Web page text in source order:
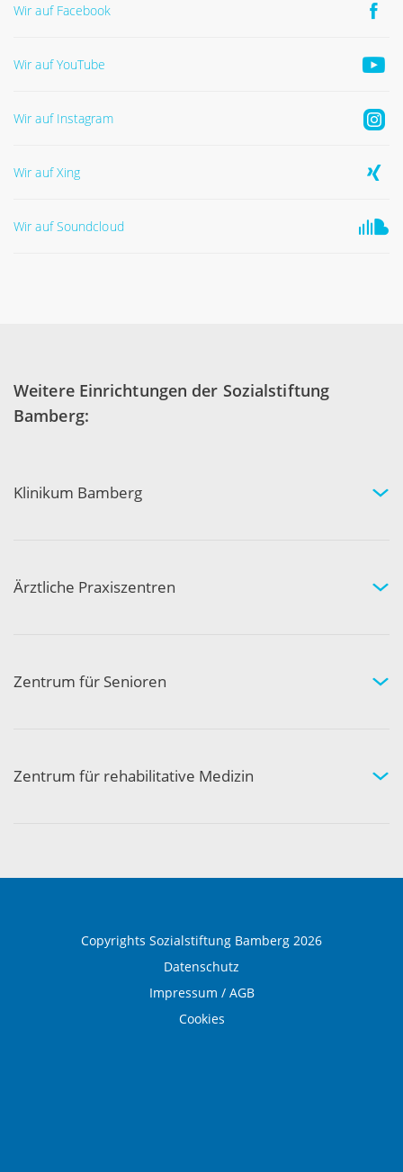
Wir auf Facebook
Wir auf YouTube
Wir auf Instagram
Wir auf Xing
Wir auf Soundcloud
Weitere Einrichtungen der Sozialstiftung
Bamberg:
Klinikum Bamberg
Ihre Sicherheit
Ärztliche Praxiszentren
Kompetenznetzwerk
Zentrum für Senioren
Aktivität und Gemeinschaft
Zentrum für rehabilitative Medizin
Copyrights Sozialstiftung Bamberg 2026
Datenschutz
Impressum / AGB
Cookies